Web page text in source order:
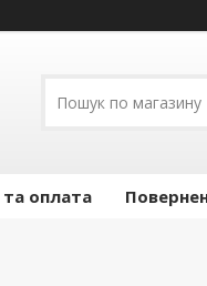
оплата